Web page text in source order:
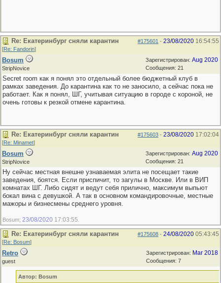
#175601 - 23/08/2020 16:54:55
Re: Екатеринбург сняли карантин
[Re: Fandorin]
Зарегистрирован: Aug 2020
Сообщения: 21
Bosum
StripNovice
Secret room как я понял это отдельный более бюджетный клуб в
рамках заведения. До карантина как то не заносило, а сейчас пока не
работает. Как я понял, ШГ, учитывая ситуацию в городе с короной, не
очень готовы к резкой отмене карантина.
#175603 - 23/08/2020 17:02:04
Re: Екатеринбург сняли карантин
[Re: Minamet]
Зарегистрирован: Aug 2020
Сообщения: 21
Bosum
StripNovice
Ну сейчас местная внешне узнаваемая элита не посещает такие
заведения, боятся. Если приспичит, то загулы в Москве. Или в ВИП
комнатах ШГ. Либо сидят и ведут себя прилично, максимум выпьют
бокал вина с девушкой. А так в основном командировочные, местные
мажоры и бизнесмены среднего уровня.
Bosum; 23/08/2020 17:03:55
#175608 - 24/08/2020 05:43:45
Re: Екатеринбург сняли карантин
[Re: Bosum]
Зарегистрирован: Mar 2018
Сообщения: 7
Retro
guest
Автор: Bosum